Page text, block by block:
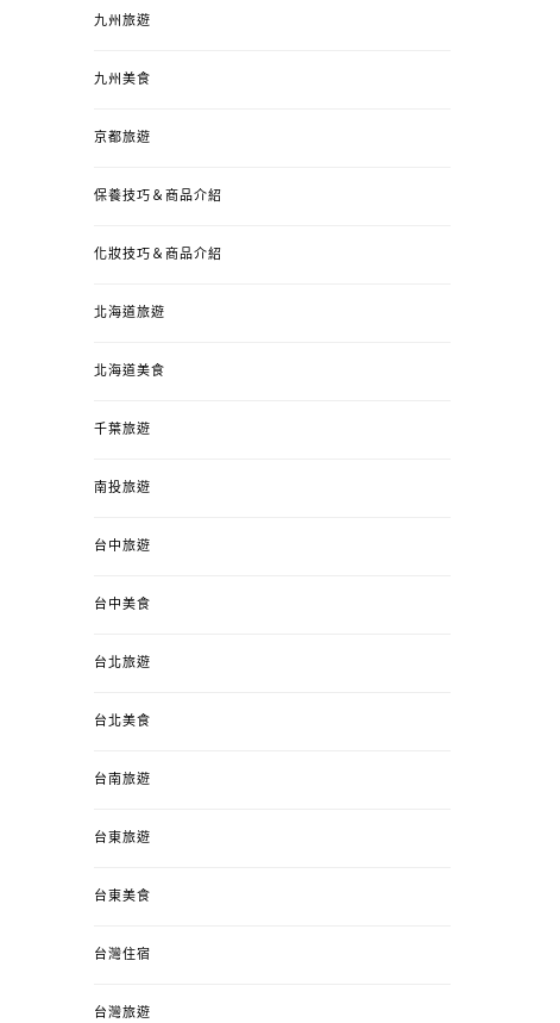
九州旅遊
九州美食
京都旅遊
保養技巧＆商品介紹
化妝技巧＆商品介紹
北海道旅遊
北海道美食
千葉旅遊
南投旅遊
台中旅遊
台中美食
台北旅遊
台北美食
台南旅遊
台東旅遊
台東美食
台灣住宿
台灣旅遊